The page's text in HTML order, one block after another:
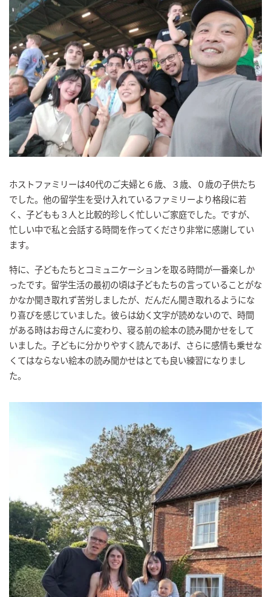
ホストファミリーは40代のご夫婦と６歳、３歳、０歳の子供たち
でした。他の留学生を受け入れているファミリーより格段に若
く、子どもも３人と比較的珍しく忙しいご家庭でした。ですが、
忙しい中で私と会話する時間を作ってくださり非常に感謝してい
ます。
特に、子どもたちとコミュニケーションを取る時間が一番楽しか
ったです。留学生活の最初の頃は子どもたちの言っていることがな
かなか聞き取れず苦労しましたが、だんだん聞き取れるようにな
り喜びを感じていました。彼らは幼く文字が読めないので、時間
がある時はお母さんに変わり、寝る前の絵本の読み聞かせをして
いました。子どもに分かりやすく読んであげ、さらに感情も乗せな
くてはならない絵本の読み聞かせはとても良い練習になりまし
た。